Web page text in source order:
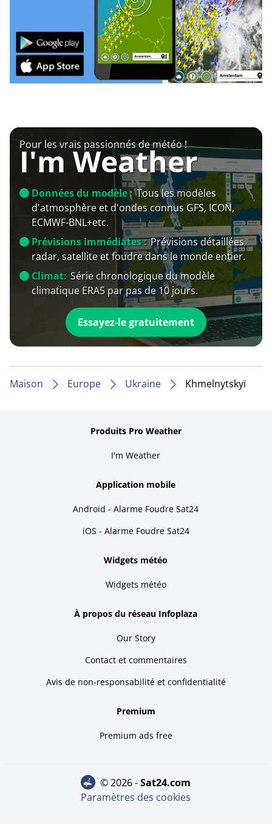
Pour les vrais passionnés de météo !
I'm Weather
Données du modèle : Tous les modèles
d'atmosphère et d'ondes connus GFS, ICON,
ECMWF-BNL+etc.
Prévisions immédiates : Prévisions détaillées
radar, satellite et foudre dans le monde entier.
Climat: Série chronologique du modèle
climatique ERA5 par pas de 10 jours.
Essayez-le gratuitement
Maison Europe Ukraine Khmelnytskyï
Produits Pro Weather
I'm Weather
Application mobile
Android - Alarme Foudre Sat24
iOS - Alarme Foudre Sat24
Widgets météo
Widgets météo
À propos du réseau Infoplaza
Our Story
Contact et commentaires
Avis de non-responsabilité et confidentialité
Premium
Premium ads free
© 2026 - sat24.com
Paramètres des cookies